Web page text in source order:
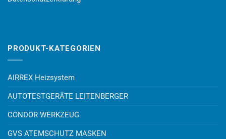
PRODUKT-KATEGORIEN
AIRREX Heizsystem
AUTOTESTGERÄTE LEITENBERGER
CONDOR WERKZEUG
GVS ATEMSCHUTZ MASKEN